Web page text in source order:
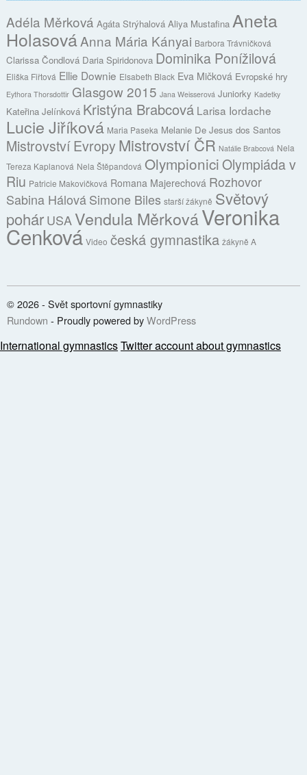
Adéla Měrková Agáta Strýhalová Aliya Mustafina Aneta
HolasováAnna Mária Kányai Barbora Trávničková
Clarissa Čondlová Daria Spiridonova Dominika Ponížilová
Eliška Fiřtová Ellie Downie Elsabeth Black Eva Mičková Evropské hry
Eythora Thorsdottir Glasgow 2015 Jana Weisserová Juniorky Kadetky
Kateřina Jelínková Kristýna Brabcová Larisa Iordache
Lucie Jiříková Maria Paseka Melanie De Jesus dos Santos
Mistrovství Evropy Mistrovství ČR Natálie Brabcová Nela
Tereza Kaplanová Nela Štěpandová OlympioniciOlympiáda v
Riu Patricie Makovičková Romana Majerechová Rozhovor
Sabina HálováSimone Biles starší žákyně Světový
pohárUSA Vendula MěrkováVeronika
Cenková Video česká gymnastika žákyně A
© 2026 - Svět sportovní gymnastiky
Rundown - Proudly powered byWordPress
International gymnasticsTwitter account about gymnastics